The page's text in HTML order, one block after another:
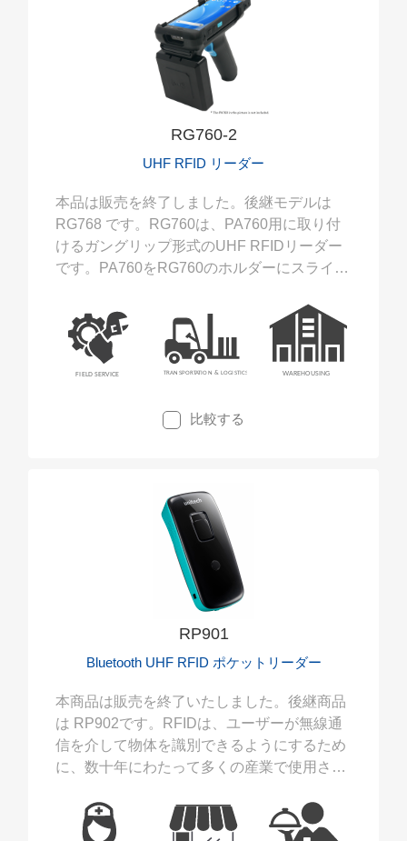
RG760-2
UHF RFID リーダー
本品は販売を終了しました。後継モデルは
RG768 です。RG760は、PA760用に取り付
けるガングリップ形式のUHF RFIDリーダー
です。PA760をRG760のホルダーにスライド
UHF RFIDの両方の読み取りに対応可能にな
ります。
比較する
RP901
Bluetooth UHF RFID ポケットリーダー
本商品は販売を終了いたしました。後継商品
は RP902です。RFIDは、ユーザーが無線通
信を介して物体を識別できるようにするため
に、数十年にわたって多くの産業で使用され